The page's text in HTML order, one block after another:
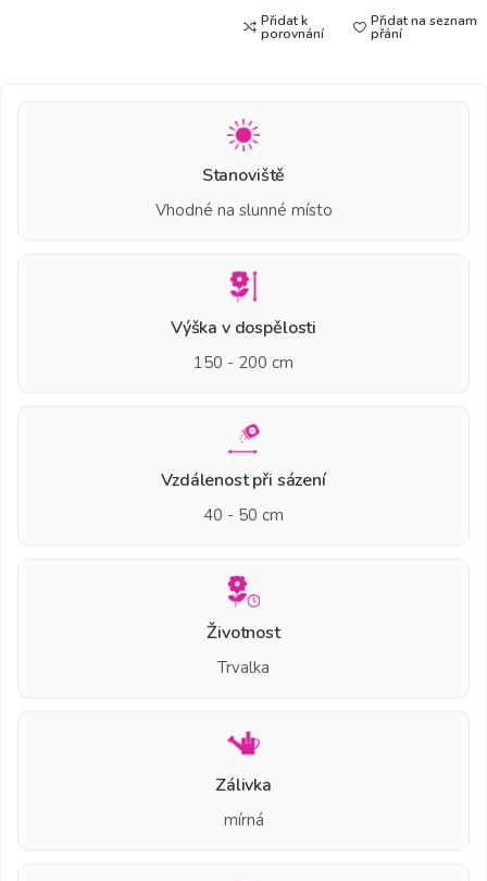
Přidat k
porovnání
Přidat na seznam
přání
Stanoviště
Vhodné na slunné místo
Výška v dospělosti
150 - 200 cm
Vzdálenost při sázení
40 - 50 cm
Životnost
Trvalka
Zálivka
mírná